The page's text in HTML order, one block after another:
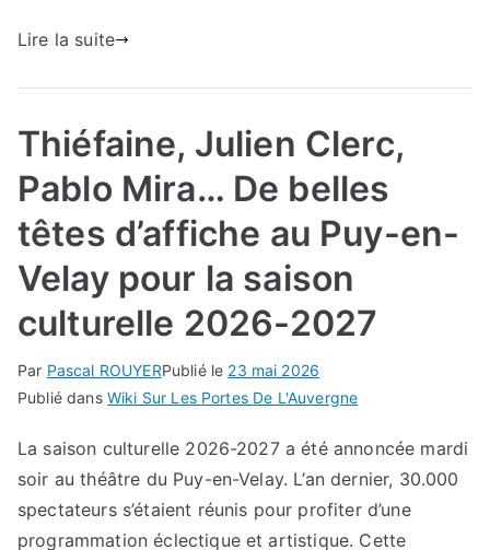
Lire la suite
Thiéfaine, Julien Clerc,
Pablo Mira… De belles
têtes d’affiche au Puy-en-
Velay pour la saison
culturelle 2026-2027
Par Pascal ROUYERPublié le 23 mai 2026
Publié dans Wiki Sur Les Portes De L'Auvergne
La saison culturelle 2026-2027 a été annoncée mardi
soir au théâtre du Puy-en-Velay. L’an dernier, 30.000
spectateurs s’étaient réunis pour profiter d’une
programmation éclectique et artistique. Cette